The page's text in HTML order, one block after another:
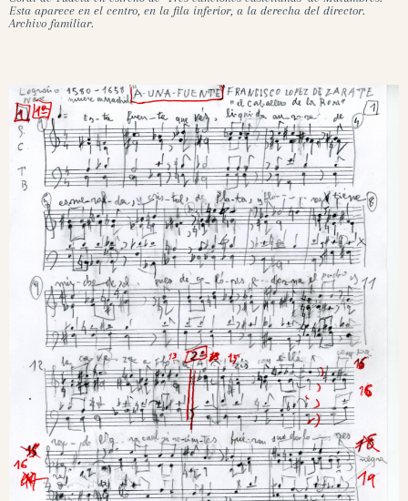
Esta aparece en el centro, en la fila inferior, a la derecha del director.
Archivo familiar.